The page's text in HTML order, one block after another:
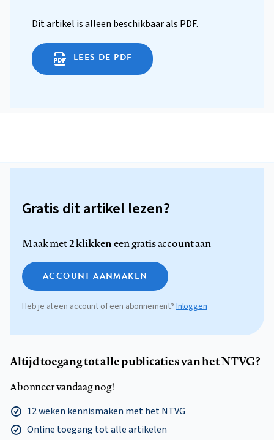
Dit artikel is alleen beschikbaar als PDF.
LEES DE PDF
Gratis dit artikel lezen?
Maak met2 klikkeneen gratis account aan
ACCOUNT AANMAKEN
Heb je al een account of een abonnement? Inloggen
Altijd toegang tot alle publicaties van het NTVG?
Abonneer vandaag nog!
12 weken kennismaken met het NTVG
Online toegang tot alle artikelen